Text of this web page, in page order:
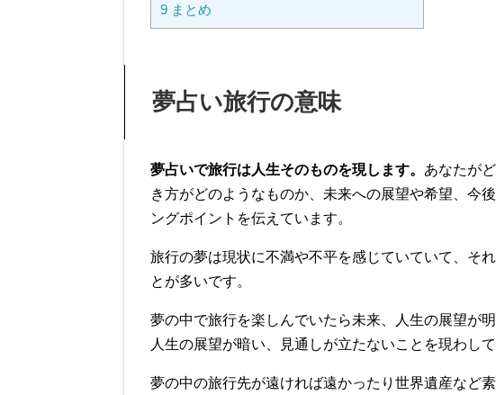
9 まとめ
夢占い旅行の意味
夢占いで旅行は人生そのものを現します。 あなたが
き方がどのようなものか、未来への展望や希望、今
ングポイントを伝えています。
旅行の夢は現状に不満や不平を感じていていて、そ
とが多いです。
夢の中で旅行を楽しんでいたら未来、人生の展望が
人生の展望が暗い、見通しが立たないことを現わして
夢の中の旅行先が遠ければ遠かったり世界遺産など